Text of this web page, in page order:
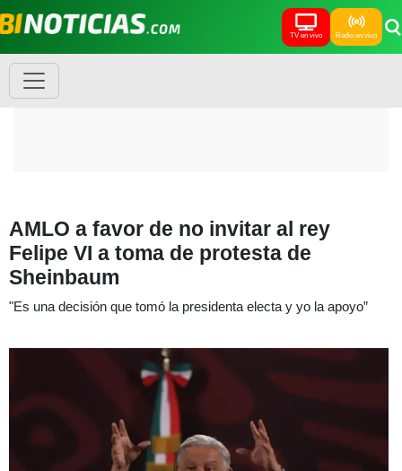
TV en vivo Radio en vivo
AMLO a favor de no invitar al rey
Felipe VI a toma de protesta de
Sheinbaum
"Es una decisión que tomó la presidenta electa y yo la apoyo”